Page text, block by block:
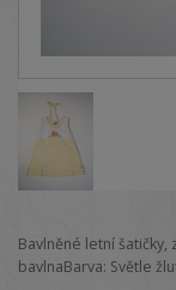
Bavlněné letní
bavlnaBarva: Světle